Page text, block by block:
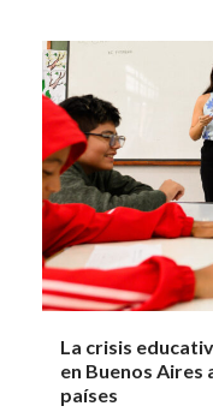
La crisis
en Buenos Aires
países